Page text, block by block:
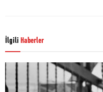
İlgili Haberler